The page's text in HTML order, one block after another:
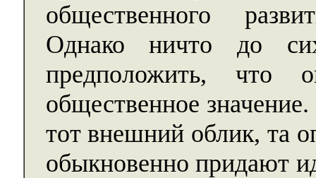
общественного
Однако ничто до
предположить, что
общественное
тот внешний облик, та
обыкновенно придают